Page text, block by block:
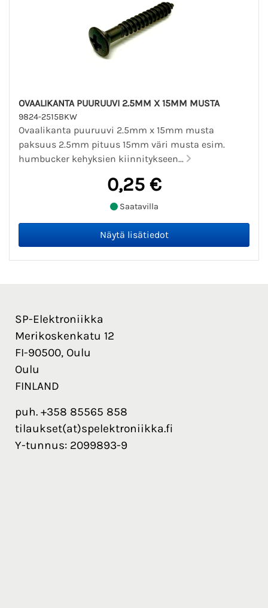
OVAALIKANTA PUURUUVI 2.5MM X 15MM MUSTA
9824-2515BKW
Ovaalikanta puuruuvi 2.5mm x 15mm musta
paksuus 2.5mm pituus 15mm väri musta esim.
humbucker kehyksien kiinnitykseen...
0,25 €
Saatavilla
SP-Elektroniikka
Merikoskenkatu 12
FI-90500, Oulu
Oulu
FINLAND
puh. +358 85565 858
tilaukset(at)spelektroniikka.fi
Y-tunnus: 2099893-9